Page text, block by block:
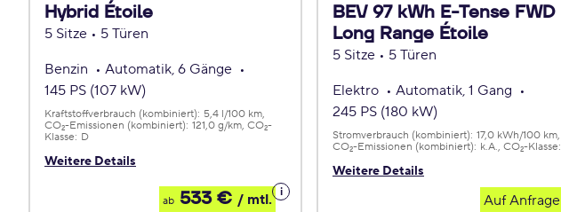
Hybrid Étoile
5 Sitze • 5 Türen
Benzin
Automatik, 6 Gänge
145 PS (107 kW)
Weitere Details
Kraftstoffverbrauch (kombiniert): 5,4 l/100 km
CO2-Emissionen (kombiniert): 121,0 g/km CO2-
Klasse: D
ab 533 € / mtl.
Details
zum
BEV 97 kWh E-Tense FWD
Long Range Étoile
5 Sitze • 5 Türen
Elektro
Automatik, 1 Gang
245 PS (180 kW)
Weitere Details
Stromverbrauch (kombiniert): 17,0 kWh/100 km
CO2-Emissionen (kombiniert): k.A. CO2-Klasse:
Auf Anfrage